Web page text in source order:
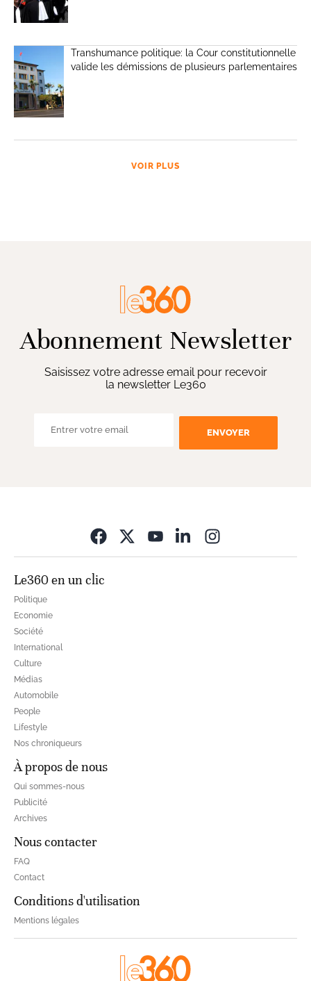
Transhumance politique: la Cour constitutionnelle
valide les démissions de plusieurs parlementaires
VOIR PLUS
Abonnement Newsletter
Saisissez votre adresse email pour recevoir
la newsletter Le360
ENVOYER
Le360 en un clic
Politique
Economie
Société
International
Culture
Médias
Automobile
People
Lifestyle
Nos chroniqueurs
À propos de nous
Qui sommes-nous
Publicité
Archives
Nous contacter
FAQ
Contact
Conditions d'utilisation
Mentions légales